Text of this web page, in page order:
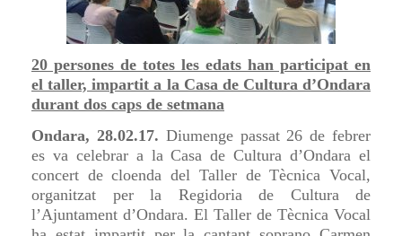
20 persones de totes les edats han participat en
el taller, impartit a la Casa de Cultura d’Ondara
durant dos caps de setmana
Ondara, 28.02.17. Diumenge passat 26 de febrer
es va celebrar a la Casa de Cultura d’Ondara el
concert de cloenda del Taller de Tècnica Vocal,
organitzat per la Regidoria de Cultura de
l’Ajuntament d’Ondara. El Taller de Tècnica Vocal